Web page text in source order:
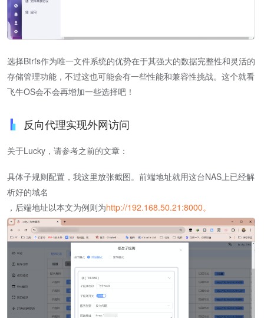
选择Btrfs作为唯一文件系统的优势在于其强大的数据完整性和灵活的
存储管理功能，不过这也可能会有一些性能和兼容性挑战。这个就看
飞牛OS会不会再增加一些选择吧！
反向代理实现外网访问
关于Lucky，请参考之前的文章：
具体子规则配置，我这里放张截图。前端地址就用这台NAS上已经解
析好的域名
，后端地址以本文为例则为http://192.168.50.21:8000。